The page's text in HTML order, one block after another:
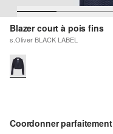
Blazer court à pois fins
s.Oliver BLACK LABEL
Coordonner parfaitement